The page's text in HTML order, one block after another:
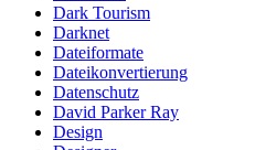
Dark Tourism
Darknet
Dateiformate
Dateikonvertierung
Datenschutz
David Parker Ray
Design